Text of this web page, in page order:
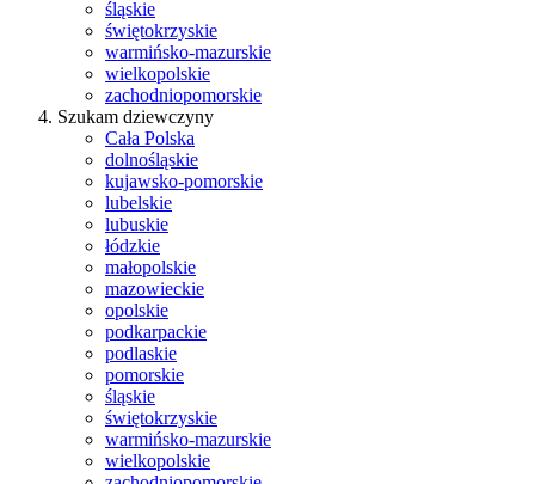
śląskie
świętokrzyskie
warmińsko-mazurskie
wielkopolskie
zachodniopomorskie
Szukam dziewczyny
Cała Polska
dolnośląskie
kujawsko-pomorskie
lubelskie
lubuskie
łódzkie
małopolskie
mazowieckie
opolskie
podkarpackie
podlaskie
pomorskie
śląskie
świętokrzyskie
warmińsko-mazurskie
wielkopolskie